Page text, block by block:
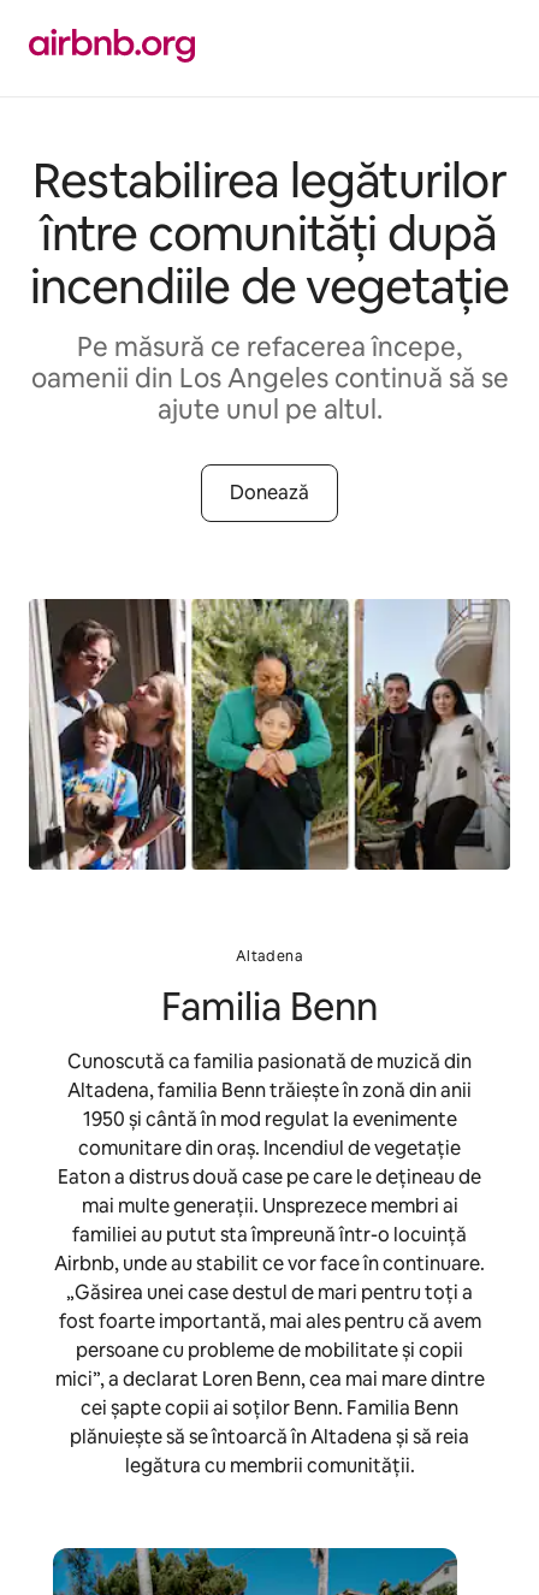
mergi
Restabilirea legăturilor
între comunități după
incendiile de vegetație
Pe măsură ce refacerea începe,
oamenii din Los Angeles continuă să se
ajute unul pe altul.
Donează
Altadena
Familia Benn
Cunoscută ca familia pasionată de muzică din
Altadena, familia Benn trăiește în zonă din anii
1950 și cântă în mod regulat la evenimente
comunitare din oraș. Incendiul de vegetație
Eaton a distrus două case pe care le dețineau de
mai multe generații. Unsprezece membri ai
familiei au putut sta împreună într-o locuință
Airbnb, unde au stabilit ce vor face în continuare.
„Găsirea unei case destul de mari pentru toți a
fost foarte importantă, mai ales pentru că avem
persoane cu probleme de mobilitate și copii
mici”, a declarat Loren Benn, cea mai mare dintre
cei șapte copii ai soților Benn. Familia Benn
plănuiește să se întoarcă în Altadena și să reia
legătura cu membrii comunității.